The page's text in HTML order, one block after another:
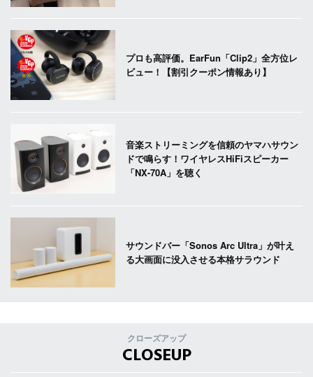
プロも高評価。EarFun「Clip2」全方位レ
ビュー！【割引クーポン情報あり】
音楽ストリーミングを信頼のヤマハサウン
ドで鳴らす！ワイヤレスHiFiスピーカー
「NX-70A」を聴く
サウンドバー「Sonos Arc Ultra」が叶え
る大画面に没入させる本格サラウンド
クローズアップ
CLOSEUP